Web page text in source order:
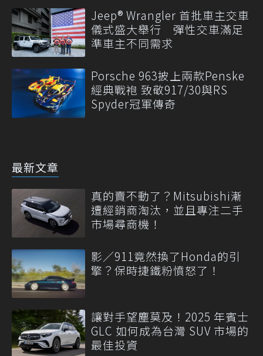
Jeep® Wrangler 首批車主交車
儀式盛大舉行 彈性交車滿足
準車主不同需求
Porsche 963披上兩款Penske
經典戰袍 致敬917/30與RS
Spyder冠軍傳奇
最新文章
真的賣不動了？Mitsubishi漸
遭經銷商淘汰，並且專注二手
市場尋商機！
影／911竟然換了Honda的引
擎？保時捷鐵粉憤怒了！
讓對手望塵莫及！2025 年賓士
GLC 如何成為台灣 SUV 市場的
最佳投資